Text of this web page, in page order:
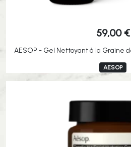
59,00 €
AESOP - Gel Nettoyant à la Graine
AESOP